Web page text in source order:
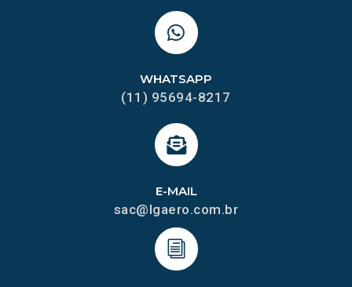
E-MAIL
sac@lgaero.com.br
WHATSAPP
(11) 95694-8217